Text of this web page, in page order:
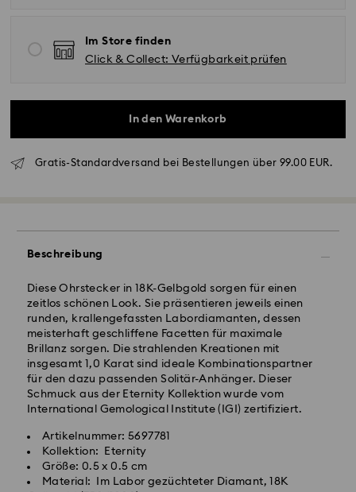
Im Store finden
Click & Collect: Verfügbarkeit prüfen
In den Warenkorb
Gratis-Standardversand bei Bestellungen über 99.00 EUR.
Beschreibung
Diese Ohrstecker in 18K-Gelbgold sorgen für einen
zeitlos schönen Look. Sie präsentieren jeweils einen
runden, krallengefassten Labordiamanten, dessen
meisterhaft geschliffene Facetten für maximale
Brillanz sorgen. Die strahlenden Kreationen mit
insgesamt 1,0 Karat sind ideale Kombinationspartner
für den dazu passenden Solitär-Anhänger. Dieser
Schmuck aus der Eternity Kollektion wurde vom
International Gemological Institute (IGI) zertifiziert.
Artikelnummer: 5697781
Kollektion: Eternity
Größe: 0.5 x 0.5 cm
Material: Im Labor gezüchteter Diamant, 18K
Standardversand - GLS
Bestellungen, die montags bis freitags bis spätestens
10:00 Uhr MEZ eingehen, werden am gleichen
Werktag bearbeitet und versendet.
Lieferzeit bei Standardversand: 1-2 Werktag nach
Standard Versandkosten: EUR 6.95
Kostenloser Standardversand bei einem Einkauf über:
EUR 99
Ihr Swarovski Created Diamonds Schmuck ist
kostbar. Mit nur wenigen Handgriffen bewahren Sie